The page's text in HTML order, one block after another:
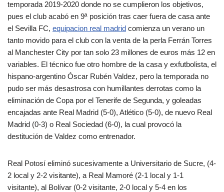
temporada 2019-2020 donde no se cumplieron los objetivos,
pues el club acabó en 9ª posición tras caer fuera de casa ante
el Sevilla FC, equipacion real madrid comienza un verano un
tanto movido para el club con la venta de la perla Ferrán Torres
al Manchester City por tan solo 23 millones de euros más 12 en
variables. El técnico fue otro hombre de la casa y exfutbolista, el
hispano-argentino Óscar Rubén Valdez, pero la temporada no
pudo ser más desastrosa con humillantes derrotas como la
eliminación de Copa por el Tenerife de Segunda, y goleadas
encajadas ante Real Madrid (5-0), Atlético (5-0), de nuevo Real
Madrid (0-3) o Real Sociedad (6-0), la cual provocó la
destitución de Valdez como entrenador.
Real Potosí eliminó sucesivamente a Universitario de Sucre, (4-
2 local y 2-2 visitante), a Real Mamoré (2-1 local y 1-1
visitante), al Bolívar (0-2 visitante, 2-0 local y 5-4 en los